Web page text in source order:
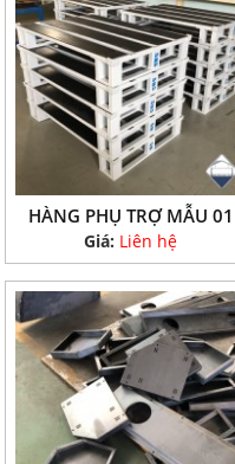
HÀNG PHỤ TRỢ MẪU 01
Giá: Liên hệ